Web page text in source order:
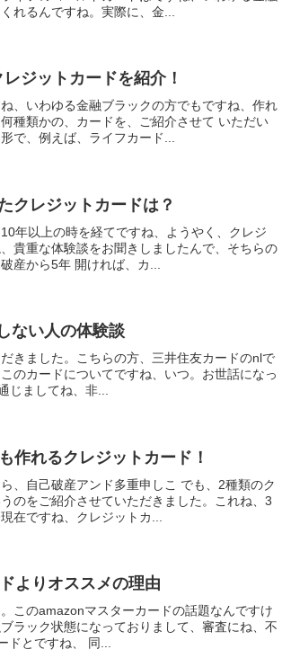
れるんですね。実際に、金...
ジットカードを紹介！
、いわゆる金融ブラックの方でもですね、作れ
種類かの、カードを、ご紹介させて いただい
で、例えば、ライフカード...
クレジットカードは？
年以上の時を経てですね、ようやく、クレジ
貴重な体験談をお聞きしましたんで、そちらの
産から5年 開ければ、カ...
ない人の体験談
きました。こちらの方、三井住友カードのnlで
のカードについてですね、いつ。お世話になっ
じましてね、非...
作れるクレジットカード！
、自己破産アンド多重申しこ でも、2種類のク
のをご紹介させていただきました。これね、3
在ですね、クレジットカ...
よりオススメの理由
このamazonマスターカードの話題なんですけ
ラック状態になっておりまして、審査にね、不
ドとですね、 同...